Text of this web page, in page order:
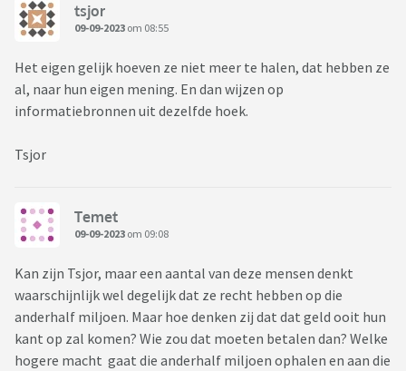
tsjor
09-09-2023 om 08:55
Het eigen gelijk hoeven ze niet meer te halen, dat hebben ze
al, naar hun eigen mening. En dan wijzen op
informatiebronnen uit dezelfde hoek.
Tsjor
Temet
09-09-2023 om 09:08
Kan zijn Tsjor, maar een aantal van deze mensen denkt
waarschijnlijk wel degelijk dat ze recht hebben op die
anderhalf miljoen. Maar hoe denken zij dat dat geld ooit hun
kant op zal komen? Wie zou dat moeten betalen dan? Welke
hogere macht gaat die anderhalf miljoen ophalen en aan die